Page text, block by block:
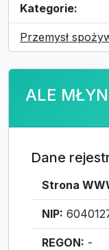
Kategorie:
Przemysł
ALE
Dane
Strona
NIP:
REGON: -